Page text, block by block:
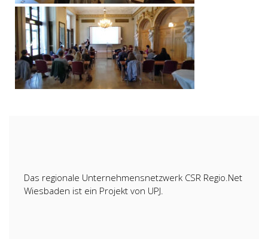
Das regionale Unternehmensnetzwerk CSR Regio.Net
Wiesbaden ist ein Projekt von UPJ.